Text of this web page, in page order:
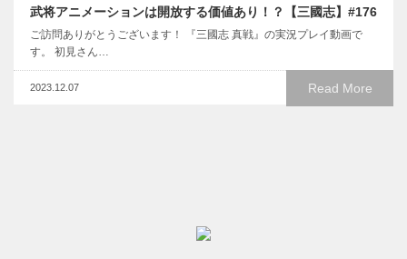
武将アニメーションは開放する価値あり！？【三國志】#176
ご訪問ありがとうございます！ 『三國志 真戦』の実況プレイ動画で
す。 初見さん…
Read More
2023.12.07